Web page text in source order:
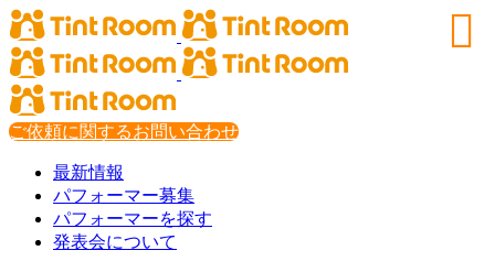
ご依頼に関するお問い合わせ
最新情報
パフォーマー募集
パフォーマーを探す
発表会について